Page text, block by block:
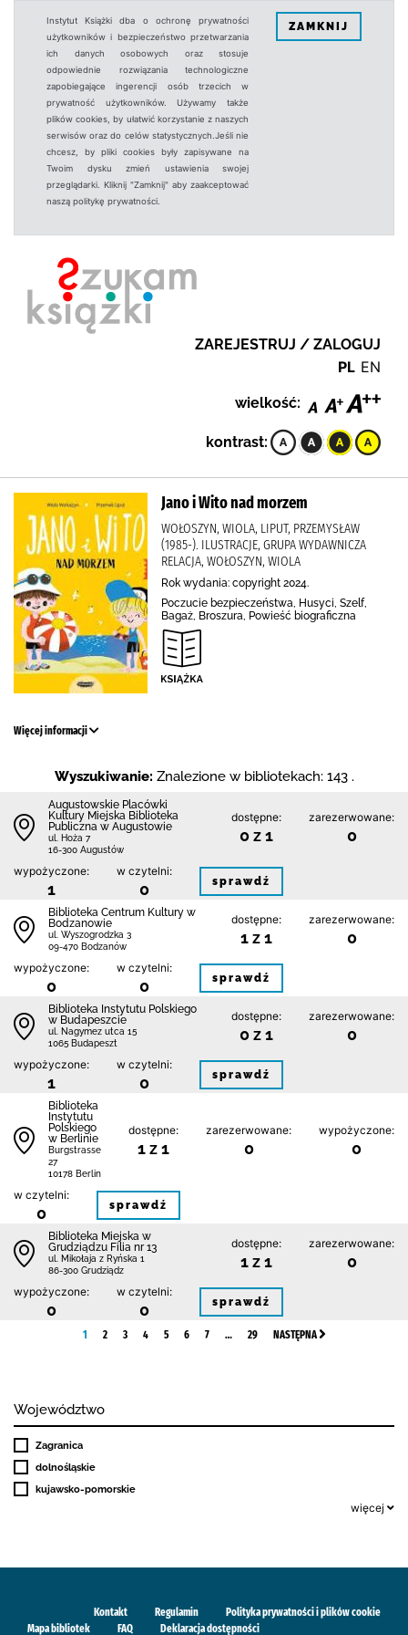
Instytut Książki dba o ochronę prywatności
użytkowników i bezpieczeństwo przetwarzania
ich danych osobowych oraz stosuje
odpowiednie rozwiązania technologiczne
zapobiegające ingerencji osób trzecich w
prywatność użytkowników. Używamy także
plików cookies, by ułatwić korzystanie z naszych
serwisów oraz do celów statystycznych.Jeśli nie
chcesz, by pliki cookies były zapisywane na
Twoim dysku zmień ustawienia swojej
przeglądarki. Kliknij "Zamknij" aby zaakceptować
naszą politykę prywatności.
ZAMKNIJ
ZAREJESTRUJ / ZALOGUJ
PL EN
wielkość:
kontrast:
Jano i Wito nad morzem
WOŁOSZYN, WIOLA, LIPUT, PRZEMYSŁAW
(1985-). ILUSTRACJE, GRUPA WYDAWNICZA
RELACJA, WOŁOSZYN, WIOLA
Rok wydania: copyright 2024.
Poczucie bezpieczeństwa, Husyci, Szelf,
Bagaż, Broszura, Powieść biograficzna
Więcej informacji
Wyszukiwanie: Znalezione w bibliotekach: 143 .
Augustowskie Placówki
Kultury Miejska Biblioteka
Publiczna w Augustowie
ul. Hoża 7
16-300 Augustów
dostępne:
0 z 1
zarezerwowane:
0
wypożyczone:
1
w czytelni:
0 sprawdź
Biblioteka Centrum Kultury w
Bodzanowie
ul. Wyszogrodzka 3
09-470 Bodzanów
dostępne:
1 z 1
zarezerwowane:
0
wypożyczone:
0
w czytelni:
0 sprawdź
Biblioteka Instytutu Polskiego
w Budapeszcie
ul. Nagymez utca 15
1065 Budapeszt
dostępne:
0 z 1
zarezerwowane:
0
wypożyczone:
1
w czytelni:
0 sprawdź
Biblioteka
Instytutu
Polskiego
w Berlinie
Burgstrasse
27
10178 Berlin
dostępne:
1 z 1
zarezerwowane:
0
wypożyczone:
0
w czytelni:
0 sprawdź
Biblioteka Miejska w
Grudziądzu Filia nr 13
ul. Mikołaja z Ryńska 1
86-300 Grudziądz
dostępne:
1 z 1
zarezerwowane:
0
wypożyczone:
0
w czytelni:
0 sprawdź
1 2 3 4 5 6 7 … 29 NASTĘPNA
Województwo
Zagranica
dolnośląskie
kujawsko-pomorskie
więcej
Kontakt Regulamin
Polityka prywatności i plików cookie
Mapa bibliotek
FAQ Deklaracja dostępności